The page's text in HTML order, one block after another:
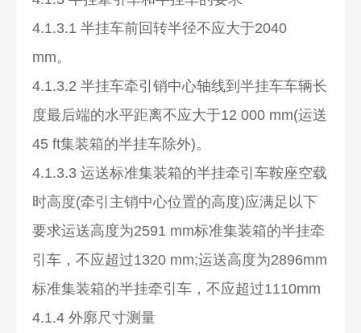
4.1.3.1 半挂车前回转半径不应大于2040
mm。
4.1.3.2 半挂车牵引销中心轴线到半挂车车辆长
度最后端的水平距离不应大于12 000 mm(运送
45 ft集装箱的半挂车除外)。
4.1.3.3 运送标准集装箱的半挂牵引车鞍座空载
时高度(牵引主销中心位置的高度)应满足以下
要求运送高度为2591 mm标准集装箱的半挂牵
引车，不应超过1320 mm;运送高度为2896mm
标准集装箱的半挂牵引车，不应超过1110mm
4.1.4 外廓尺寸测量